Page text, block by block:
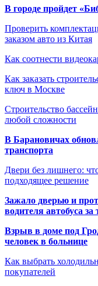
В городе пройдет
Проверить
заказом авто из Китая
Как соотнести
Как заказать
ключ в Москве
Строительство
любой сложности
В Барановичах
транспорта
Двери без лишнего:
подходящее решение
Зажало дверью и
водителя автобуса
Взрыв в доме под
человек в больнице
Как выбрать
покупателей